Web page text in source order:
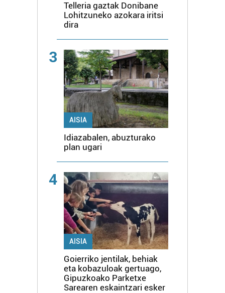
Telleria gaztak Donibane
Lohitzuneko azokara iritsi
dira
3
AISIA
Idiazabalen, abuzturako
plan ugari
4
AISIA
Goierriko jentilak, behiak
eta kobazuloak gertuago,
Gipuzkoako Parketxe
Sarearen eskaintzari esker